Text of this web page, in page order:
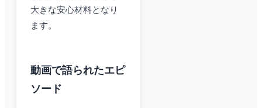
大きな安心材料となり
ます。
動画で語られたエピ
ソード